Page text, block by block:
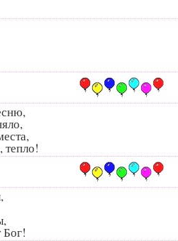
тепло!